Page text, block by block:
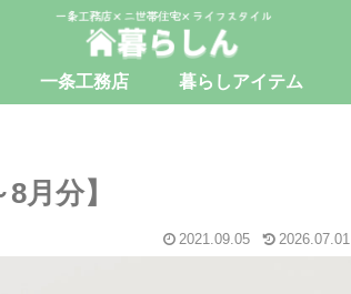
一条工務店 暮らしアイテム
月分】
2021.09.05 2026.07.01